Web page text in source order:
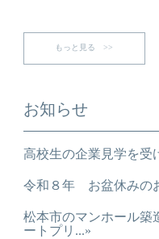
もっと見る >>
お知らせ
高校生の企業見学を受
令和８年 お盆休みの
松本市のマンホール築
ートプリ...»